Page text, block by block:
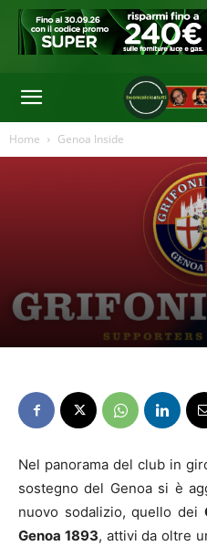
Home Genoa Inside
Nel panorama del club in
sostegno del Genoa si è
nuovo sodalizio, quello dei
Genoa 1893, attivi da oltre